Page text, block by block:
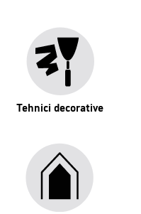
Tehnici decorative